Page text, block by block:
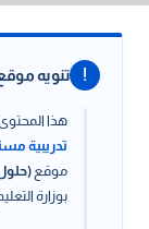
! تنويه
هذا
تدريبية
موقع
بوزارة